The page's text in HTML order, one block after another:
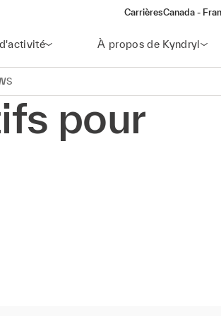
CarrièresCanada -
À propos de Kyndryl
pour